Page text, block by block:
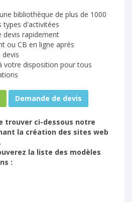
bibliothèque de plus de 1000
d'activitées
rapidement
ou CB en ligne aprés
votre disposition pour tous
Demande de devis
trouver ci-dessous notre
la création des sites web
la liste des modèles
: